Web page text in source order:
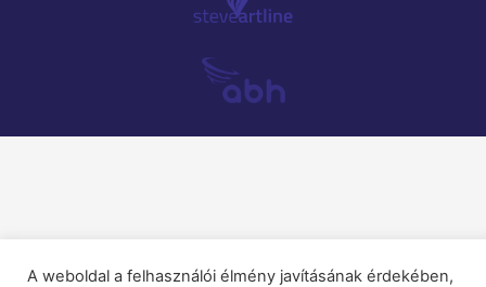
A weboldal a felhasználói élmény javításának érdekében,